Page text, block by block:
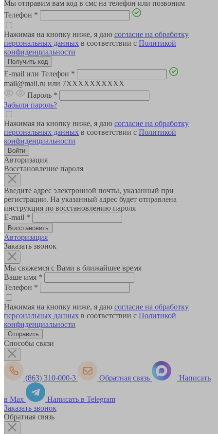
Мы отправим вам код в смс на телефон или позвоним
Телефон *
Нажимая на кнопку ниже, я даю согласие на обработку
персональных данных в соответствии с Политикой
конфиденциальности
E-mail или Телефон *
mail@mail.ru или 7XXXXXXXXXX
Пароль *
Забыли пароль?
Нажимая на кнопку ниже, я даю согласие на обработку
персональных данных в соответствии с Политикой
конфиденциальности
Авторизация
Восстановление пароля
Введите адрес электронной почты, указанный при
регистрации. На указанный адрес будет отправлена
инструкция по восстановлению пароля
E-mail *
Авторизация
Заказать звонок
Мы свяжемся с Вами в ближайшее время
Ваше имя *
Телефон *
Нажимая на кнопку ниже, я даю согласие на обработку
персональных данных в соответствии с Политикой
конфиденциальности
Способы связи
(863) 310-000-3 Обратная связь Написать
в Max
Написать в Telegram
Заказать звонок
Обратная связь